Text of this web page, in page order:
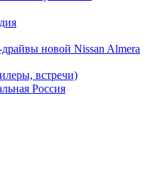
новой Nissan Almera
встречи)
Россия